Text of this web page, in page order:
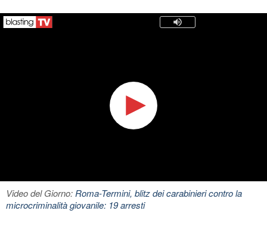
Video del Giorno:Roma-Termini, blitz dei carabinieri contro la
microcriminalità giovanile: 19 arresti